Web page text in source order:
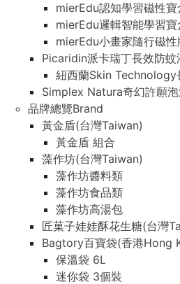
mierEdu認知學習磁性寶
mierEdu邏輯智能學習寶
mierEdu小畫家隨行磁性
Picaridin派卡瑞丁長效防蚊
紐西蘭Skin Technology
Simplex Natura奇幻許願
品牌總覽Brand
黃金盾(台灣Taiwan)
黃金盾 組合
藻作坊(台灣Taiwan)
藻作坊醬料類
藻作坊食品類
藻作坊高湯包
匠菓子娃娃酥花生糖(台灣
Bagtory百寶袋(香港Hong
保溫袋 6L
迷你袋 3個裝